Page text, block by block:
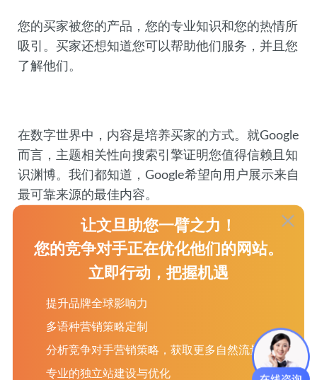
您的买家被您的产品，您的专业知识和您的热情所
吸引。买家还想知道您可以帮助他们服务，并且您
了解他们。
在数字世界中，内容是培养买家的方式。就Google
而言，主题相关性向搜索引擎证明您值得信赖且知
识渊博。我们都知道，Google希望向用户展示来自
最可靠来源的最佳内容。
您对自己的产品或服务有所了解，因此请通过内容向Google证明
于理解的方式呈现信息。
让文旦助您一臂之力！
您的竞争对手正在优化他们的网站。
立即行动，把握机遇
提升品牌全球影响力
多语种营销策略定制
分析竞争对手营销策略，获取更多自然流量
专业的独立站建设与优化